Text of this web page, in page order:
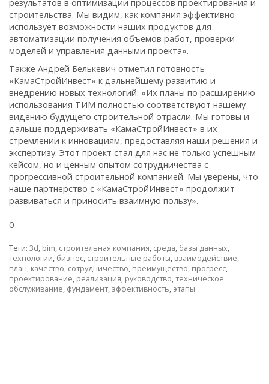
результатов в оптимизации процессов проектирования и
строительства. Мы видим, как компания эффективно
использует возможности наших продуктов для
автоматизации получения объемов работ, проверки
моделей и управления данными проекта».
Также Андрей Белькевич отметил готовность
«КамаСтройИнвест» к дальнейшему развитию и
внедрению новых технологий: «Их планы по расширению
использования ТИМ полностью соответствуют нашему
видению будущего строительной отрасли. Мы готовы и
дальше поддерживать «КамаСтройИнвест» в их
стремлении к инновациям, предоставляя наши решения и
экспертизу. Этот проект стал для нас не только успешным
кейсом, но и ценным опытом сотрудничества с
прогрессивной строительной компанией. Мы уверены, что
наше партнерство с «КамаСтройИнвест» продолжит
развиваться и приносить взаимную пользу».
0
Теги: 3d, bim, строительная компания, среда, базы данных,
технологии, бизнес, строительные работы, взаимодействие,
план, качество, сотрудничество, преимущество, прогресс,
проектирование, реализация, руководство,техническое
обслуживание, фундамент, эффективность, этапы